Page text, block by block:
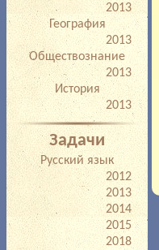
2013
География
2013
Обществознание
2013
История
2013
Задачи
Русский язык
2012
2013
2014
2015
2018